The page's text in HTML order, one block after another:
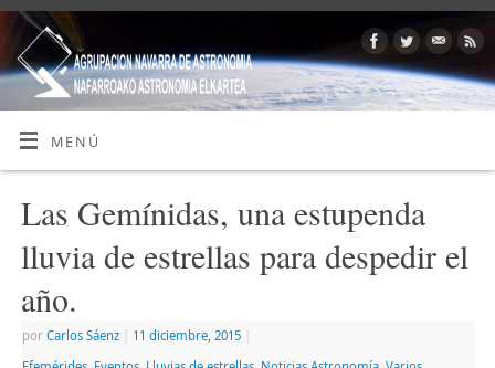
MENÚ
Las Gemínidas, una estupenda
lluvia de estrellas para despedir el
año.
por Carlos Sáenz 11 diciembre, 2015